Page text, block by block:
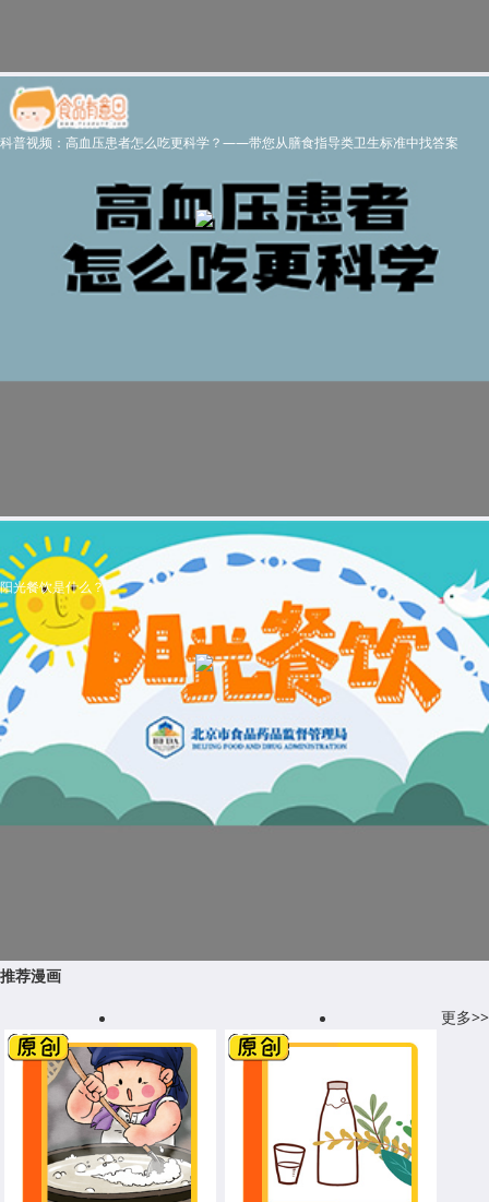
科普视频：高血压患者怎么吃更科学？——带您从膳食指导类卫生标准中找答案
阳光餐饮是什么？
推荐漫画
更多>>